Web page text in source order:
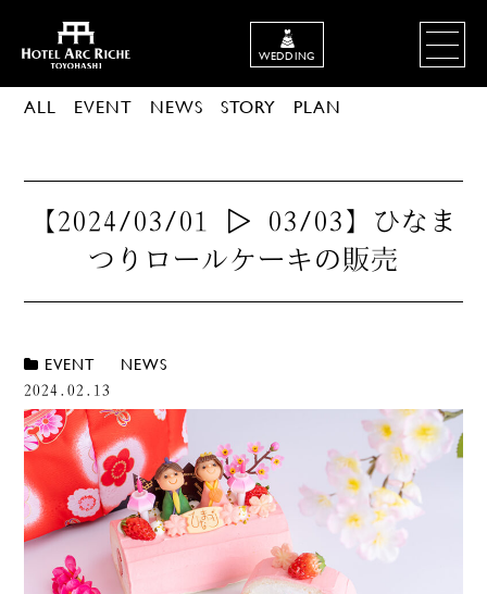
WEDDING
ALL EVENT NEWS STORY PLAN
【2024/03/01 ▷ 03/03】ひなま
つりロールケーキの販売
EVENT NEWS
2024.02.13